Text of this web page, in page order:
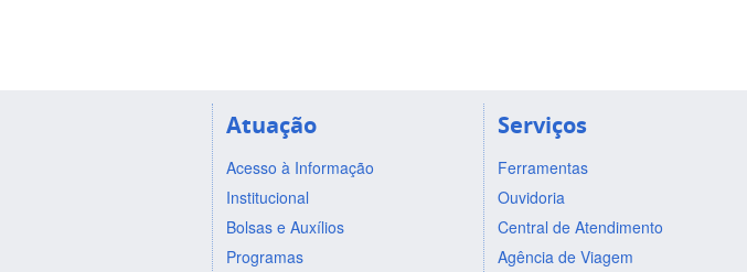
Atuação
Acesso à Informação
Institucional
Bolsas e Auxílios
Programas
Serviços
Ferramentas
Ouvidoria
Central de Atendimento
Agência de Viagem